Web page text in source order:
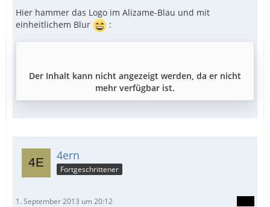
Hier hammer das Logo im Alizame-Blau und mit
einheitlichem Blur
:
Der Inhalt kann nicht angezeigt werden, da er nicht
mehr verfügbar ist.
4ern
Fortgeschrittener
1. September 2013 um 20:12